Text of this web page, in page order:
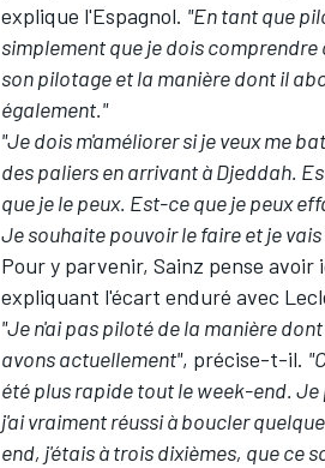
AUTRES CHAMPIONNATS
explique l'Espagnol. "En tant que
simplement que je dois
son pilotage et la manière dont il
également."
"Je dois m'améliorer si je veux me
des paliers en arrivant à Djeddah.
que je le peux. Est-ce que je peux
Je souhaite pouvoir le faire et je
Pour y parvenir, Sainz pense
expliquant l'écart enduré avec
"Je n'ai pas piloté de la manière
avons actuellement", précise-t-il.
été plus rapide tout le week-end. Je
j'ai vraiment réussi à boucler
end, j'étais à trois dixièmes, que ce